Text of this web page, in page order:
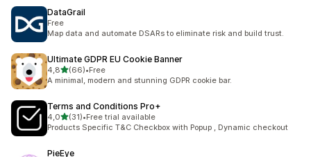
DataGrail
Free
Map data and automate DSARs to eliminate risk and build trust.
Ultimate GDPR EU Cookie Banner
4,8/ 5 tähteä
(66)
66 arvostelua yhteensä
•Free
A minimal, modern and stunning GDPR cookie bar.
Terms and Conditions Pro+
4,0/ 5 tähteä
(31)
31 arvostelua yhteensä
•Free trial available
Products Specific T&C Checkbox with Popup , Dynamic checkout
PieEye